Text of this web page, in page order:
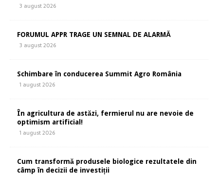
3 august 2026
FORUMUL APPR TRAGE UN SEMNAL DE ALARMĂ
3 august 2026
Schimbare în conducerea Summit Agro România
1 august 2026
În agricultura de astăzi, fermierul nu are nevoie de
optimism artificial!
1 august 2026
Cum transformă produsele biologice rezultatele din
câmp în decizii de investiții